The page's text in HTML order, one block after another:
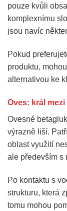
pouze kvůli
komplexnímu
jsou navíc
Pokud
produktu,
alternativou ke
Oves: král
Ovesné
výrazně liší.
oblast využití
ale především s
Po kontaktu s
strukturu, která
tomu mohou